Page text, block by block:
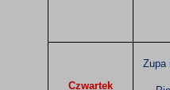
Czwartek
Zupa